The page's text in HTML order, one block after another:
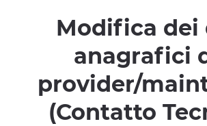
Modifica dei
anagrafici
provider/
(Contatto